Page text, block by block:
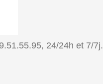
24/24h et 7/7j.